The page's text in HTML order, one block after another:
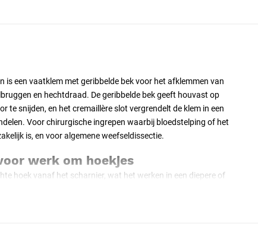
is een vaatklem met geribbelde bek voor het afklemmen van
en hechtdraad. De geribbelde bek geeft houvast op
te snijden, en het cremaillère slot vergrendelt de klem in een
Voor chirurgische ingrepen waarbij bloedstelping of het
is, en voor algemene weefseldissectie.
werk om hoekjes
hoek vanaf het scharnier, wat het werken in een diepere of
Bij dissectie kan de gebogen klem onder een bloedvat